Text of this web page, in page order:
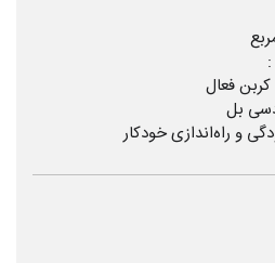
:
و راه‌اندازی خودکار